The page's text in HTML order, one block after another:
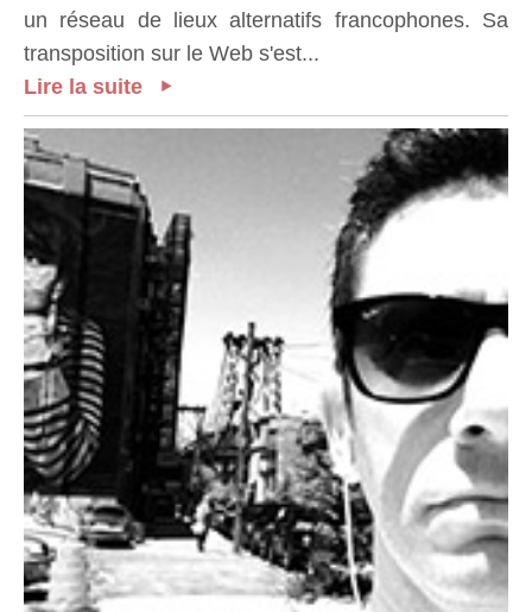
un réseau de lieux alternatifs francophones. Sa
transposition sur le Web s'est...
Lire la suite